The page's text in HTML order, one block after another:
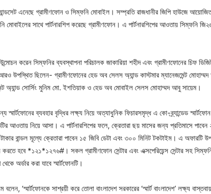
এনেছে গ্রামীণফোন ও সিম্ফনি মোবাইল। সম্প্রতি রাজধানীর জিপি হাউজে
মোবাইলের সাথে পার্টনারশিপ করেছে গ্রামীণফোন। এ পার্টনারশিপের আওতায় সিম্ফনি
উন্মোচন করেন সিম্ফনির ব্যবস্থাপনা পরিচালক জাকারিয়া শহীদ এবং গ্রামীণফোনের চিফ
উপস্থিত ছিলেন- গ্রামীণফোনের হেড অব সেলস অ্যান্ড কাস্টমার ম্যানেজমেন্ট
অ্যান্ড সোর্সিং মুনিম মো. ইশতিয়াক ও হেড অব মোবাইল সেলস মোহাম্মদ আবু সায়েম।
স্মার্টফোনের ব্যবহার বৃদ্ধির লক্ষ্য নিয়ে অত্যাধুনিক ফিচারসমৃদ্ধ এ কো-ব্র্যান্ডেড
আওতায় নিয়ে আসা। এ পার্টনারশিপের ফলে, ক্রেতারা ছয় মাসের জন্য প্রতিমাসে পাবেন
বান্ডল মূল্যে ক্রেতারা পাবেন ১৫ জিবি ডেটা এবং ৩০০ মিনিট টকটাইম। এ অফারটি
করতে হবে *১২১*১২৭৬#। সকল গ্রামীণফোন সেন্টার এবং এক্সপেরিয়েন্স সেন্টার সহ
অর্ডার করা যাবে স্মার্টফোনটি।
‘স্মার্টফোনকে সাশ্রয়ী করে তোলা বাংলাদেশ সরকারের ‘স্মার্ট বাংলাদেশ’ লক্ষ্য